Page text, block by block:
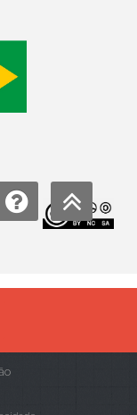
Licença: